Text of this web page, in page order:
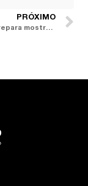
PRÓXIMO
Lar Center prepara mostra que instiga os sentidos na relação entre design e comida